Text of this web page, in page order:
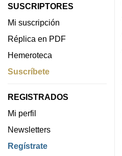
SUSCRIPTORES
Mi suscripción
Réplica en PDF
Hemeroteca
Suscríbete
REGISTRADOS
Mi perfil
Newsletters
Regístrate